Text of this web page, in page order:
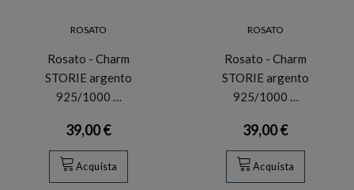
ROSATO
Rosato - Charm
STORIE argento
925/1000 …
39,00 €
Acquista
ROSATO
Rosato - Charm
STORIE argento
925/1000 …
39,00 €
Acquista